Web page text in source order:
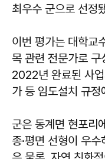
최우수 군으로 선정
이번 평가는 대학교
목 관련 전문가로 구
2022년 완료된 사
가 등 임도설치 규
군은 동계면 현포리
종·평면 선형이 우